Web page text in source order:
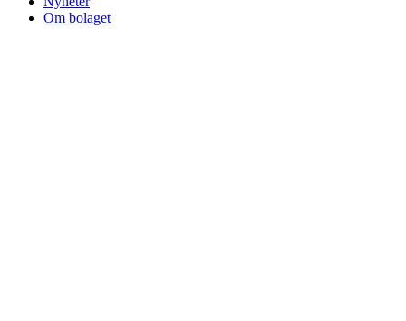
Om bolaget